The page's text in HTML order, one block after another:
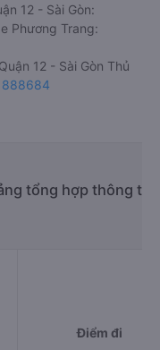
12 - Sài Gòn:
Phương Trang:
12 - Sài Gòn Thủ
888684
tổng hợp thông tin
Điểm đi